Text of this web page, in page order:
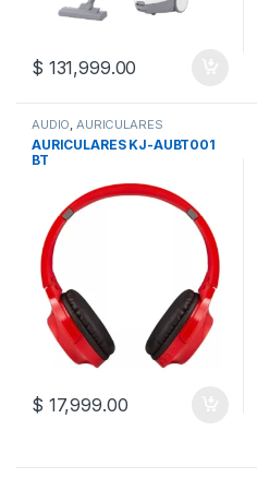
$ 131,999.00
AUDIO,AURICULARES
AURICULARES KJ-AUBT001
BT
$ 17,999.00